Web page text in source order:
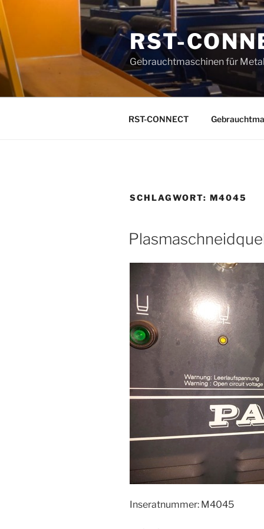
Zum
Inhalt
springen
RST-
Gebrauchtmaschinen für
RST-CONNECT
SCHLAGWORT: M4045
Inseratnummer: M4045